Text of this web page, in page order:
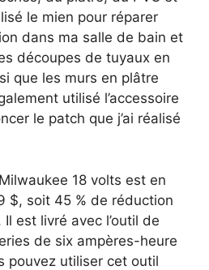
le mien pour réparer
dans ma salle de bain et
découpes de tuyaux en
que les murs en plâtre
utilisé l’accessoire
le patch que j’ai réalisé
18 volts est en
$, soit 45 % de réduction
est livré avec l’outil de
de six ampères-heure
pouvez utiliser cet outil